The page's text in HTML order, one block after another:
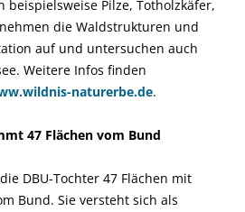
beispielsweise Pilze, Totholzkäfer,
die Waldstrukturen und
auf und untersuchen auch
Weitere Infos finden
naturerbe.de.
47 Flächen vom Bund
DBU-Tochter 47 Flächen mit
Bund. Sie versteht sich als